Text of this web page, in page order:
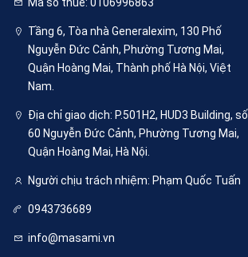
Tầng 6, Tòa nhà Generalexim, 130 Phố
Nguyễn Đức Cảnh, Phường Tương Mai,
Quận Hoàng Mai, Thành phố Hà Nội, Việt
Nam.
Địa chỉ giao dịch: P.501H2, HUD3 Building, số
60 Nguyễn Đức Cảnh, Phường Tương Mai,
Quận Hoàng Mai, Hà Nội.
Người chịu trách nhiệm: Phạm Quốc Tuấn
0943736689
info@masami.vn